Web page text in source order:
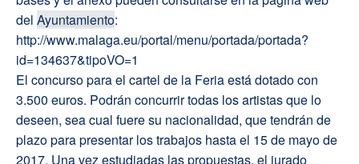
del Ayuntamiento:
http://www.malaga.eu/portal/menu/portada/portada?
id=134637&tipoVO=1
El concurso para el cartel de la Feria está dotado con
3.500 euros. Podrán concurrir todas los artistas que lo
deseen, sea cual fuere su nacionalidad, que tendrán de
plazo para presentar los trabajos hasta el 15 de mayo de
2017. Una vez estudiadas las propuestas, el jurado